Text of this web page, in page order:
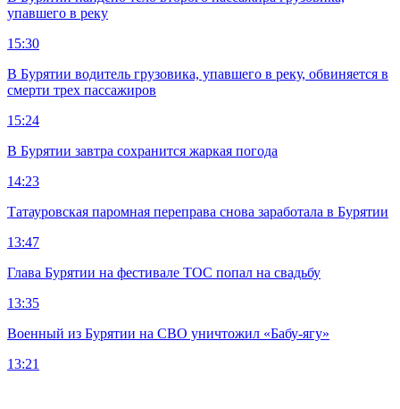
упавшего в реку
15:30
В Бурятии водитель грузовика, упавшего в реку, обвиняется в
смерти трех пассажиров
15:24
В Бурятии завтра сохранится жаркая погода
14:23
Татауровская паромная переправа снова заработала в Бурятии
13:47
Глава Бурятии на фестивале ТОС попал на свадьбу
13:35
Военный из Бурятии на СВО уничтожил «Бабу-ягу»
13:21